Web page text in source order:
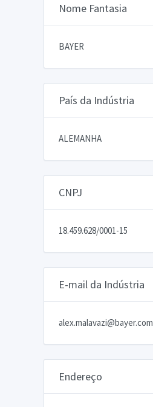
Nome Fantasia
BAYER
País da Indústria
ALEMANHA
CNPJ
18.459.628/0001-15
E-mail da Indústria
alex.malavazi@bayer.com
Endereço